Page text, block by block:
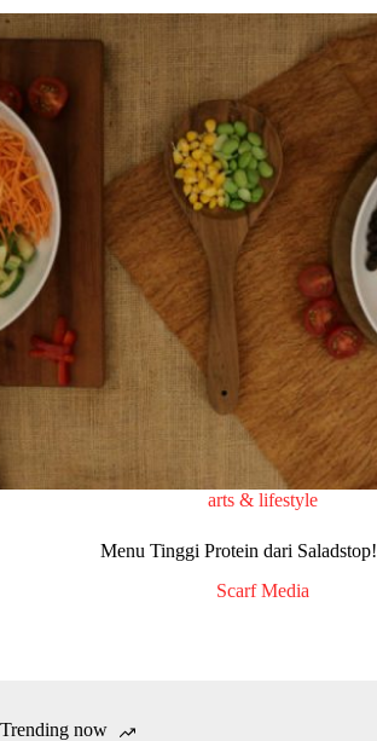
arts & lifestyle
Menu Tinggi Protein dari Saladstop!
Scarf Media
Trending now